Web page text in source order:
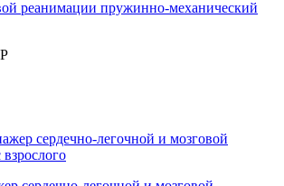
реанимации пружинно-механический